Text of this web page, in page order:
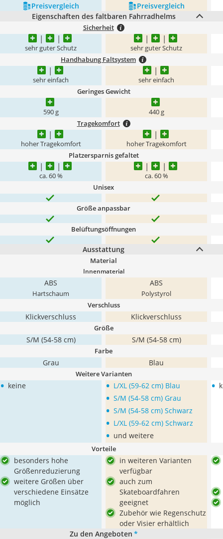
Preis­vergleich
Preis­vergleich
Eigenschaften des faltbaren Fahrradhelms
Sicherheit
sehr guter Schutz sehr guter Schutz
Handhabung Faltsystem
sehr einfach sehr einfach
Geringes Gewicht
590 g 440 g
Tragekomfort
hoher Tragekomfort hoher Tragekomfort
Platzersparnis gefaltet
ca. 60 % ca. 60 %
Unisex
Größe anpassbar
Belüftungsöffnungen
Ausstattung
Material
Innenmaterial
ABS
Hartschaum
ABS
Polystyrol
Verschluss
Klickverschluss Klickverschluss
Größe
‎S/M (54-58 cm) S/M (54-58 cm)
Farbe
Grau Blau
Weitere Varianten
• keine • L/XL (59-62 cm) Blau
• S/M (54-58 cm) Grau
• S/M (54-58 cm) Schwarz
• L/XL (59-62 cm) Schwarz
• und weitere
•
Vorteile
besonders hohe
Größenreduzierung
weitere Größen über
verschiedene Einsätze
möglich
in weiteren Varianten
verfügbar
auch zum
Skateboardfahren
geeignet
Zubehör wie Regenschutz
oder Visier erhältlich
Zu den Angeboten *